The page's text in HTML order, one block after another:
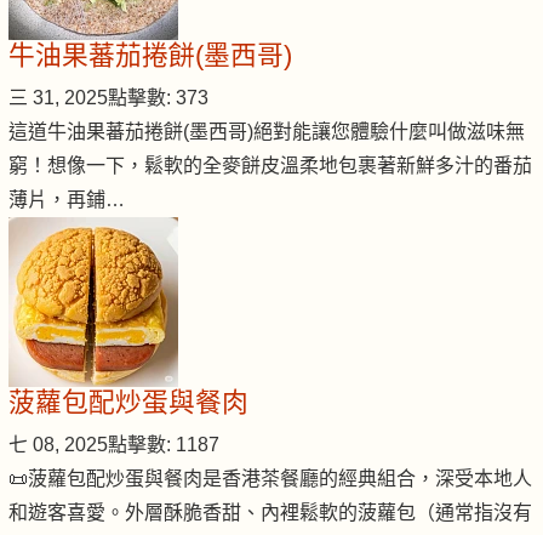
牛油果蕃茄捲餅(墨西哥)
三 31, 2025點擊數: 373
這道牛油果蕃茄捲餅(墨西哥)絕對能讓您體驗什麼叫做滋味無
窮！想像一下，鬆軟的全麥餅皮溫柔地包裹著新鮮多汁的番茄
薄片，再鋪…
菠蘿包配炒蛋與餐肉
七 08, 2025點擊數: 1187
📜菠蘿包配炒蛋與餐肉是香港茶餐廳的經典組合，深受本地人
和遊客喜愛。外層酥脆香甜、內裡鬆軟的菠蘿包（通常指沒有